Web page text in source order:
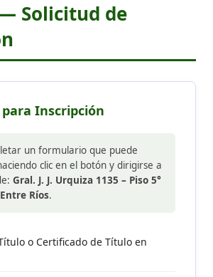
Solicitud de
Inscripción
un formulario que puede
clic en el botón y dirigirse a
Gral. J. J. Urquiza 1135 – Piso 5°
Ríos.
o Certificado de Título en